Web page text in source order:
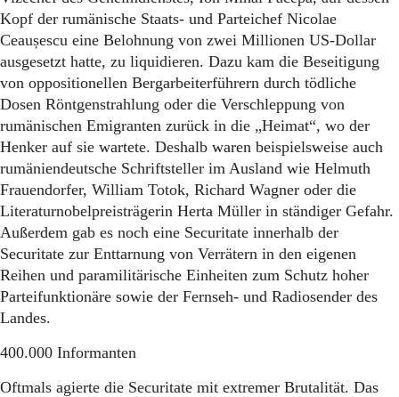
Kopf der rumänische Staats- und Parteichef Nicolae
Ceaușescu eine Belohnung von zwei Millionen US-Dollar
ausgesetzt hatte, zu liquidieren. Dazu kam die Beseitigung
von oppositionellen Bergarbeiterführern durch tödliche
Dosen Röntgenstrahlung oder die Verschleppung von
rumänischen Emigranten zurück in die „Heimat“, wo der
Henker auf sie wartete. Deshalb waren beispielsweise auch
rumäniendeutsche Schriftsteller im Ausland wie Helmuth
Frauendorfer, William Totok, Richard Wagner oder die
Literaturnobelpreisträgerin Herta Müller in ständiger Gefahr.
Außerdem gab es noch eine Securitate innerhalb der
Securitate zur Enttarnung von Verrätern in den eigenen
Reihen und paramilitärische Einheiten zum Schutz hoher
Parteifunktionäre sowie der Fernseh- und Radiosender des
Landes.
400.000 Informanten
Oftmals agierte die Securitate mit extremer Brutalität. Das